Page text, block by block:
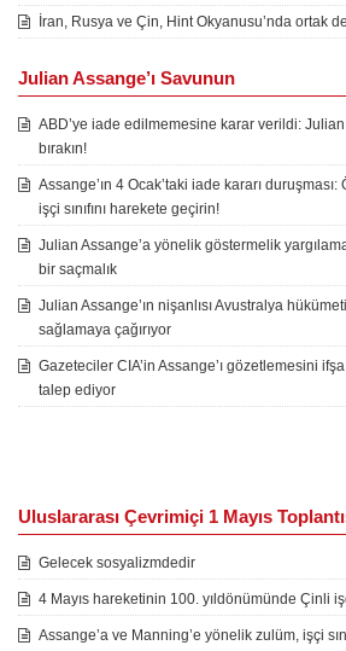
İran, Rusya ve Çin, Hint Okyanusu’nda ortak
Julian Assange’ı Savunun
ABD’ye iade edilmemesine karar verildi: Julian
bırakın!
Assange’ın 4 Ocak’taki iade kararı
işçi sınıfını harekete geçirin!
Julian Assange’a yönelik göstermelik
bir saçmalık
Julian Assange’ın nişanlısı Avustralya
sağlamaya çağırıyor
Gazeteciler CIA’in Assange’ı gözetlemesini
talep ediyor
Uluslararası Çevrimiçi 1 Mayıs
Gelecek sosyalizmdedir
4 Mayıs hareketinin 100. yıldönümünde Çinli
Assange’a ve Manning’e yönelik zulüm, işçi